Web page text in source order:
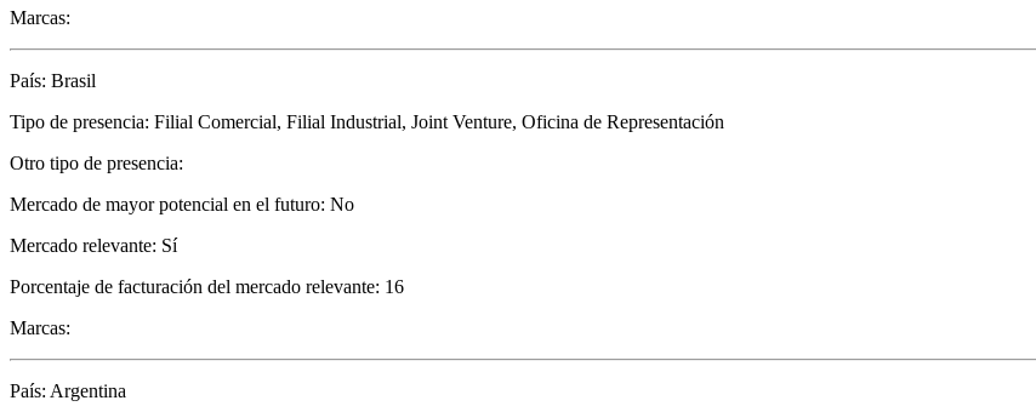
Marcas:
País: Brasil
Tipo de presencia: Filial Comercial, Filial Industrial, Joint Venture, Oficina de Representación
Otro tipo de presencia:
Mercado de mayor potencial en el futuro: No
Mercado relevante: Sí
Porcentaje de facturación del mercado relevante: 16
Marcas:
País: Argentina